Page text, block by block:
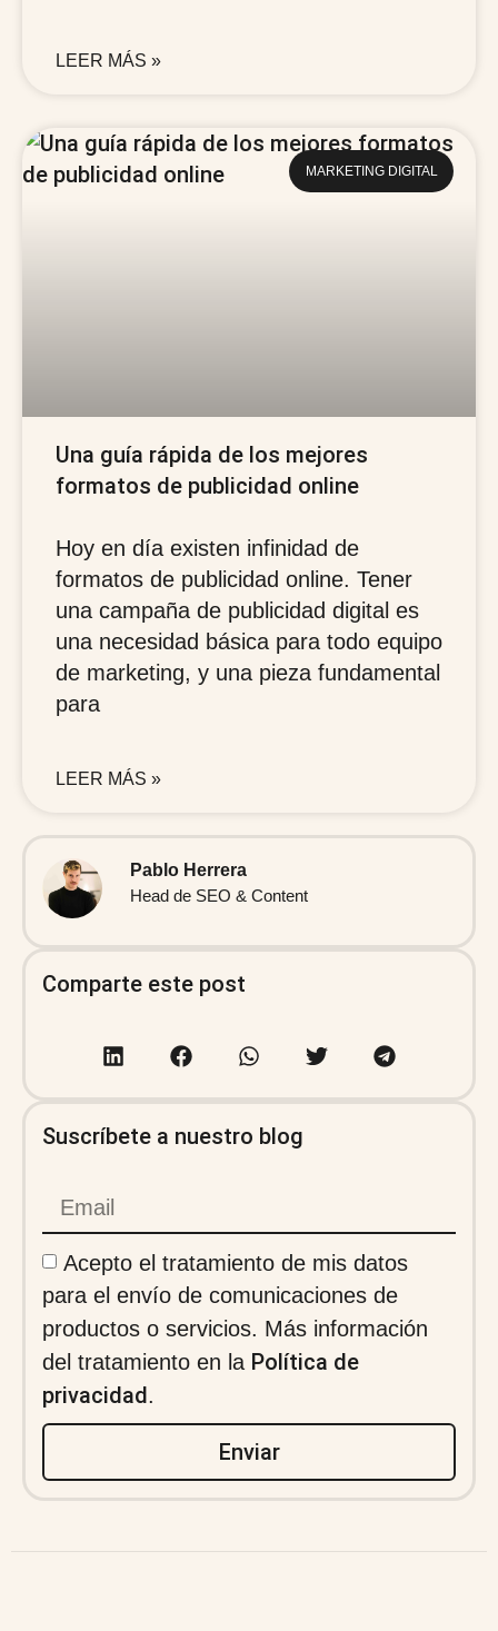
LEER MÁS »
MARKETING DIGITAL
Una guía rápida de los mejores
formatos de publicidad online
Hoy en día existen infinidad de
formatos de publicidad online. Tener
una campaña de publicidad digital es
una necesidad básica para todo equipo
de marketing, y una pieza fundamental
para
LEER MÁS »
Pablo Herrera
Head de SEO & Content
Comparte este post
Suscríbete a nuestro blog
Acepto el tratamiento de mis datos
para el envío de comunicaciones de
productos o servicios. Más información
del tratamiento en la Política de
privacidad.
Enviar